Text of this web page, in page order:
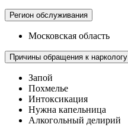
Регион обслуживания
Московская область
Причины обращения к наркологу
Запой
Похмелье
Интоксикация
Нужна капельница
Алкогольный делирий